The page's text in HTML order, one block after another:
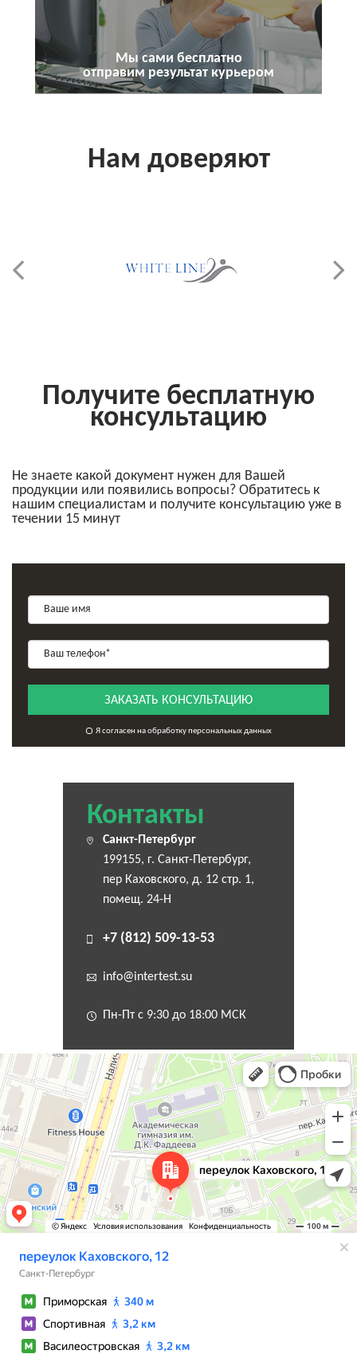
Мы сами бесплатно
отправим результат курьером
Нам доверяют
Получите бесплатную
консультацию
Не знаете какой документ нужен для Вашей
продукции или появились вопросы? Обратитесь к
нашим специалистам и получите консультацию уже в
течении 15 минут
ЗАКАЗАТЬ КОНСУЛЬТАЦИЮ
Я согласен на обработку персональных данных
Санкт‑Петербург
Переулок Каховского, 12 — Яндекс Карты
Контакты
Санкт-Петербург
199155, г. Санкт-Петербург,
пер Каховского, д. 12 стр. 1,
помещ. 24-Н
+7 (812) 509-13-53
info@intertest.su
Пн-Пт с 9:30 до 18:00 МСК